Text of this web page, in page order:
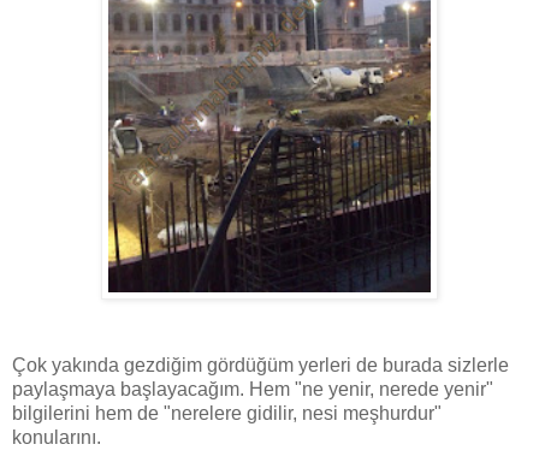
Çok yakında gezdiğim gördüğüm yerleri de burada sizlerle
paylaşmaya başlayacağım. Hem "ne yenir, nerede yenir"
bilgilerini hem de "nerelere gidilir, nesi meşhurdur"
konularını.